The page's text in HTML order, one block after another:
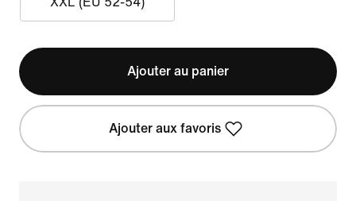
Ajouter au panier
Ajouter aux favoris